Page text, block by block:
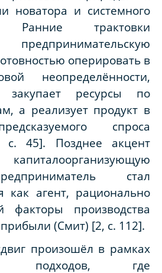
новатора и системного
Ранние трактовки
оперировать в
неопределённости,
закупает ресурсы по
а реализует продукт в
спроса
с. 45]. Позднее акцент
стал
как агент, рационально
факторы производства
(Смит) [2, с. 112].
произошёл в рамках
подходов, где